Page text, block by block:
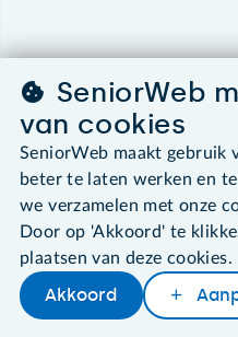
Delen
SeniorWeb
van cookies
SeniorWeb maakt gebruik
beter te laten werken en
we verzamelen met onze
Door op 'Akkoord' te
plaatsen van deze cookies.
Akkoord